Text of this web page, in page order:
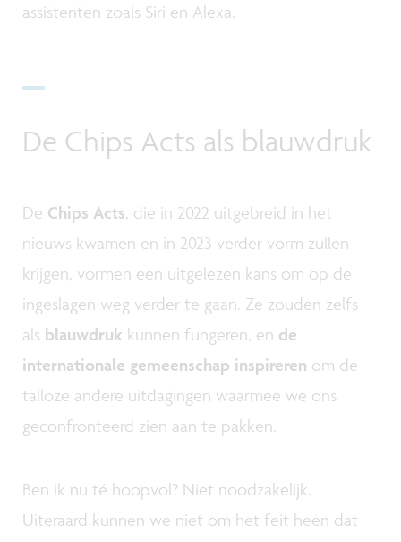
assistenten zoals Siri en Alexa.
De Chips Acts als blauwdruk
De Chips Acts, die in 2022 uitgebreid in het
nieuws kwamen en in 2023 verder vorm zullen
krijgen, vormen een uitgelezen kans om op de
ingeslagen weg verder te gaan. Ze zouden zelfs
als blauwdruk kunnen fungeren, en de
internationale gemeenschap inspireren om de
talloze andere uitdagingen waarmee we ons
geconfronteerd zien aan te pakken.
Ben ik nu té hoopvol? Niet noodzakelijk.
Uiteraard kunnen we niet om het feit heen dat